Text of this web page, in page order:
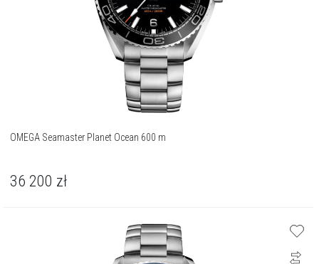
OMEGA Seamaster Planet Ocean 600 m
36 200 zł